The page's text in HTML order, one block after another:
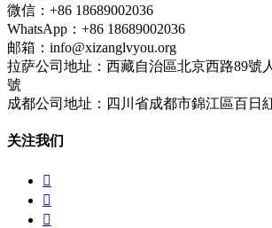
微信：+86 18689002036
WhatsApp：+86 18689002036
邮箱：info@xizanglvyou.org
拉萨公司地址：西藏自治區北京西路89號
號
成都公司地址：四川省成都市錦江區百日
关注我们


